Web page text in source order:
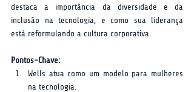
destaca a importância da diversidade e da
inclusão na tecnologia, e como sua liderança
está reformulando a cultura corporativa.
Pontos-Chave:
Wells atua como um modelo para mulheres
na tecnologia.